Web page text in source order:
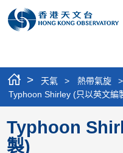
> 天氣 > 熱帶氣旋
>
Typhoon Shirley (只以英文編
Typhoon
製)